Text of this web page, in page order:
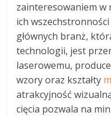
zainteresowaniem w
ich
głównych branż,
technologii, jest
laserowemu,
wzory oraz kształty
atrakcyjność
cięcia pozwala na